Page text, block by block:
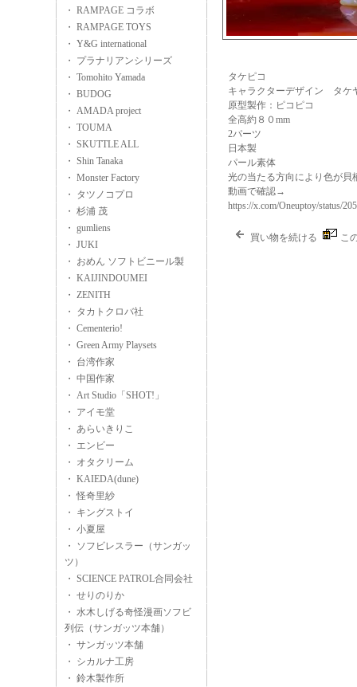
・ RAMPAGE コラボ
・ RAMPAGE TOYS
・ Y&G international
・ プラナリアンシリーズ
・ Tomohito Yamada
・ BUDOG
・ AMADA project
・ TOUMA
・ SKUTTLE ALL
・ Shin Tanaka
・ Monster Factory
・ タツノコプロ
・ 杉浦 茂
・ gumliens
・ JUKI
・ おめん ソフトビニール製
・ KAIJINDOUMEI
・ ZENITH
・ タカトクロバ社
・ Cementerio!
・ Green Army Playsets
・ 台湾作家
・ 中国作家
・ Art Studio「SHOT!」
・ アイモ堂
・ あらいきりこ
・ エンビー
・ オタクリーム
・ KAIEDA(dune)
・ 怪奇里紗
・ キングストイ
・ 小夏屋
・ ソフビレスラー（サンガッ
ツ）
・ SCIENCE PATROL合同会社
・ せりのりか
・ 水木しげる奇怪漫画ソフビ
列伝（サンガッツ本舗）
・ サンガッツ本舗
・ シカルナ工房
・ 鈴木製作所
タケピコ
キャラクターデザイン タケ
原型製作：ピコピコ
全高約８０mm
2パーツ
日本製
パール素体
光の当たる方向により色が貝
動画で確認→
https://x.com/Oneuptoy/status/
買い物を続ける こ